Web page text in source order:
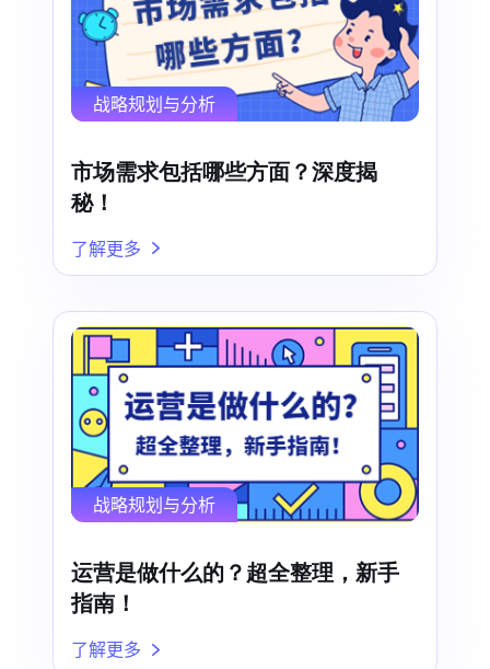
战略规划与分析
市场需求包括哪些方面？深度揭
秘！
了解更多
战略规划与分析
运营是做什么的？超全整理，新手
指南！
了解更多